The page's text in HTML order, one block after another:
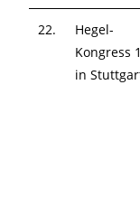
22.
Hegel-
Kongress
in